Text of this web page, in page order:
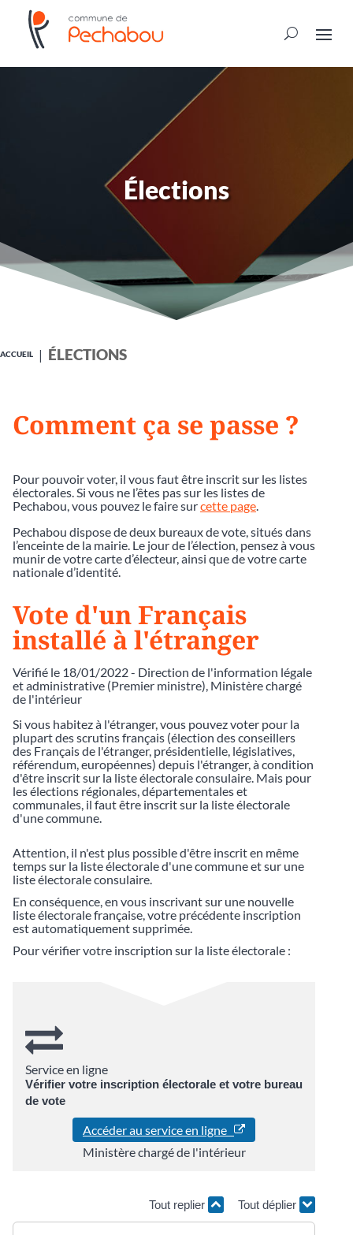
Élections
ACCUEIL ÉLECTIONS
Comment ça se passe ?
Pour pouvoir voter, il vous faut être inscrit sur les listes
électorales. Si vous ne l’êtes pas sur les listes de
Pechabou, vous pouvez le faire surcette page
Pechabou dispose de deux bureaux de vote, situés dans
l’enceinte de la mairie. Le jour de l’élection, pensez à vous
munir de votre carte d’électeur, ainsi que de votre carte
nationale d’identité.
Vote d'un Français
installé à l'étranger
Vérifié le 18/01/2022 - Direction de l'information légale
et administrative (Premier ministre), Ministère chargé
de l'intérieur
Si vous habitez à l'étranger, vous pouvez voter pour la
plupart des scrutins français (élection des conseillers
des Français de l'étranger, présidentielle, législatives,
référendum, européennes) depuis l'étranger, à condition
d'être inscrit sur la liste électorale consulaire. Mais pour
les élections régionales, départementales et
communales, il faut être inscrit sur la liste électorale
d'une commune.
Attention, il n'est plus possible d'être inscrit en même
temps sur la liste électorale d'une commune et sur une
liste électorale consulaire.
En conséquence, en vous inscrivant sur une nouvelle
liste électorale française, votre précédente inscription
est automatiquement supprimée.
Pour vérifier votre inscription sur la liste électorale :
Service en ligne
Vérifier votre inscription électorale et votre bureau
de vote
Accéder au service en ligne
Ministère chargé de l'intérieur
Tout replier Tout déplier